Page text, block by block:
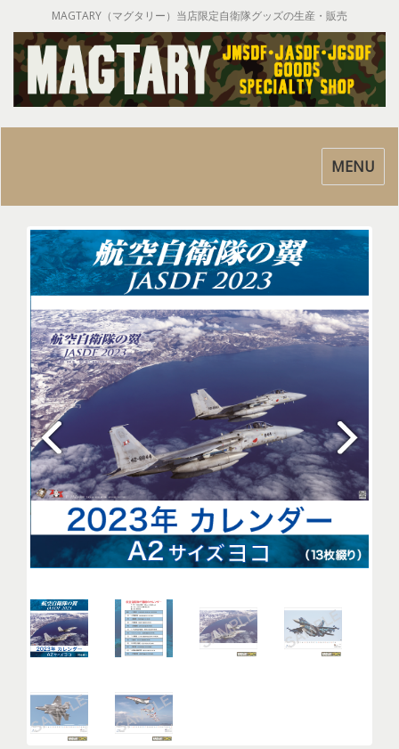
MAGTARY（マグタリー）当店限定自衛隊グッズの生産・販売
Toggle
MENU